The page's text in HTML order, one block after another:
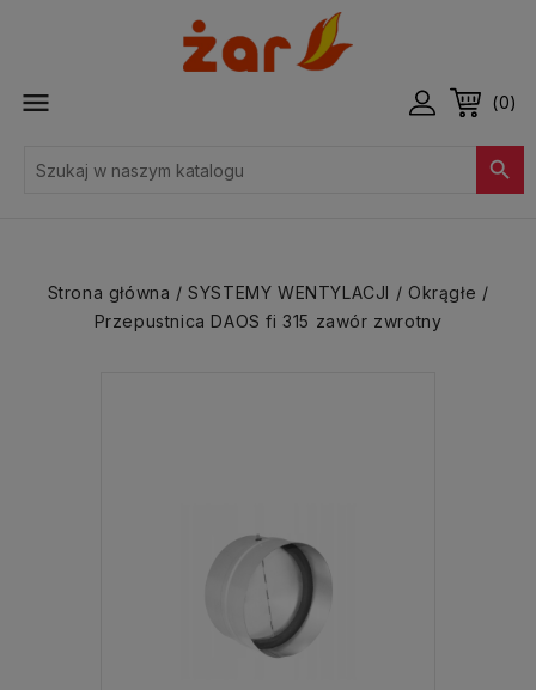
 (0)

Strona główna SYSTEMY WENTYLACJI
Okrągłe
Przepustnica DAOS fi 315 zawór zwrotny